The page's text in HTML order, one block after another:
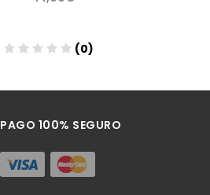
(0)
PAGO 100% SEGURO